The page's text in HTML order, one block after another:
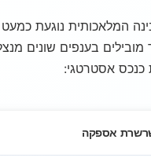
המלאכותית נוגעת כמעט
מובילים בענפים שונים
כנכס אסטרטגי:
אספקה